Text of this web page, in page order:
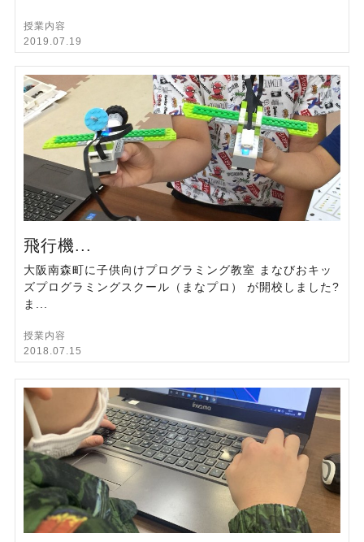
授業内容
2019.07.19
飛行機...
大阪南森町に子供向けプログラミング教室 まなびおキッ
ズプログラミングスクール（まなプロ） が開校しました?
ま...
授業内容
2018.07.15